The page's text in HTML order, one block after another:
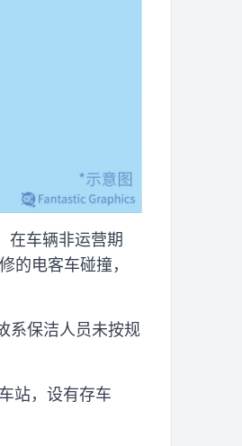
在车辆非运营期
的电客车碰撞，
系保洁人员未按规
站，设有存车